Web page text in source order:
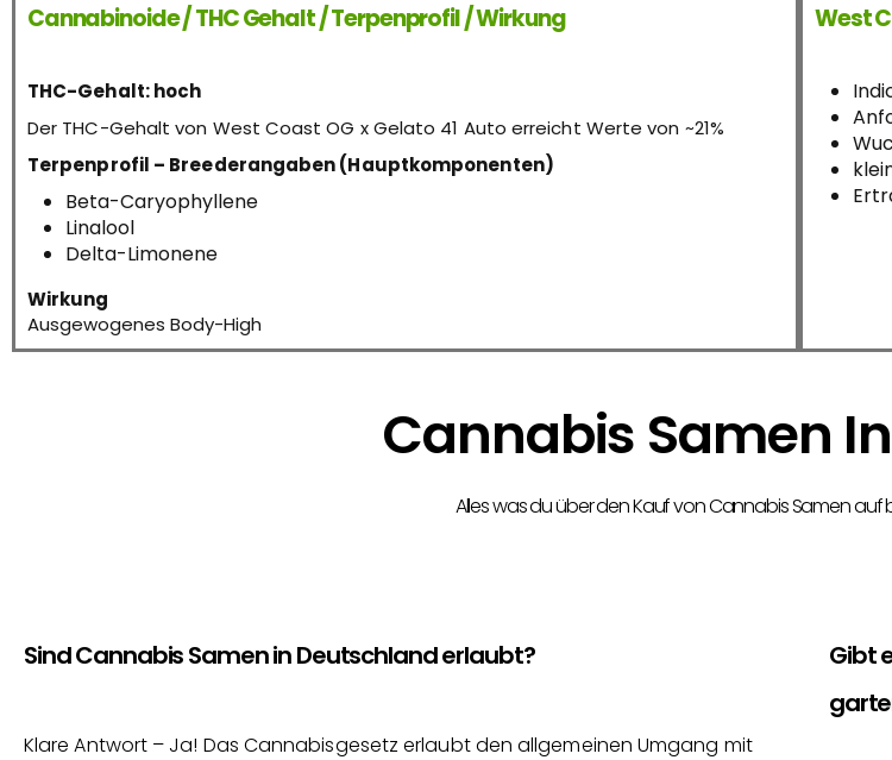
Cannabinoide / THC Gehalt / Terpenprofil / Wirkung
THC-Gehalt: hoch
Der THC-Gehalt von West Coast OG x Gelato 41 Auto erreicht Werte von ~21%
Terpenprofil – Breederangaben (Hauptkomponenten)
Beta-Caryophyllene
Linalool
Delta-Limonene
Wirkung
Ausgewogenes Body-High
West
Cannabis Samen
Alles was du über den Kauf von Cannabis Samen
Sind Cannabis Samen in Deutschland erlaubt?
Klare Antwort – Ja! Das Cannabisgesetz erlaubt den allgemeinen Umgang mit
Gibt